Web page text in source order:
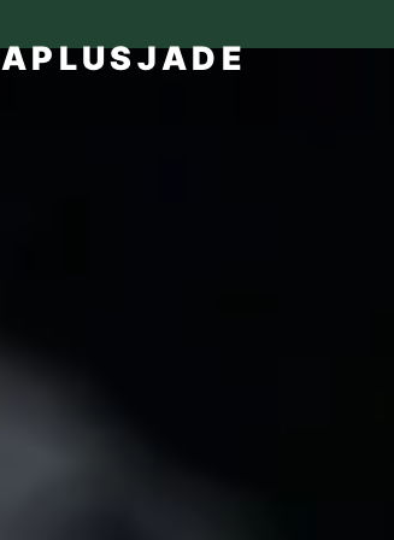
APLUSJADE